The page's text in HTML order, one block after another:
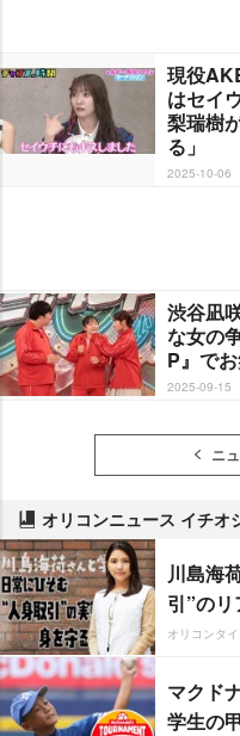
現役
はセイ
梨瑞樹
る」
2025-10-06
渋谷凪
な女の
P』で
2025-09-15
ニ
オリコンニュース イチオ
川島海
引”の
オリコンタ
マクド
学生の